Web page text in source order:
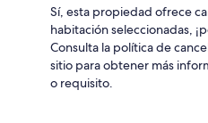
Sí, esta propiedad ofrece
habitación seleccionadas,
Consulta la política de
sitio para obtener más
o requisito.